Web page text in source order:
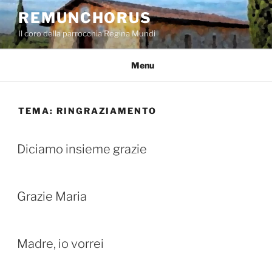
Salta
contenuto
REMUNCHORUS
Il coro della parrocchia Regina Mundi
Menu
TEMA: RINGRAZIAMENTO
Diciamo insieme grazie
Grazie Maria
Madre, io vorrei